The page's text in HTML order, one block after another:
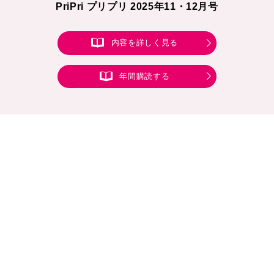
PriPri プリプリ 2025年11・12月号
内容を詳しく見る
年間購読する